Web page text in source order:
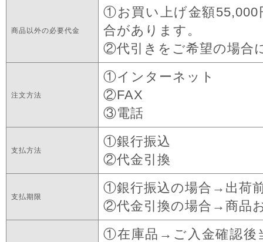
商品以外の必要代金
①お買い上げ金額55,000
合があります。
②代引きをご希望の場合
注文方法
①インターネット
②FAX
③電話
支払方法
①銀行振込
②代金引換
支払期限
①銀行振込の場合→出荷
②代金引換の場合→商品
①在庫品→ご入金確認後